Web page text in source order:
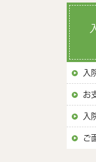
入
お
入
ご